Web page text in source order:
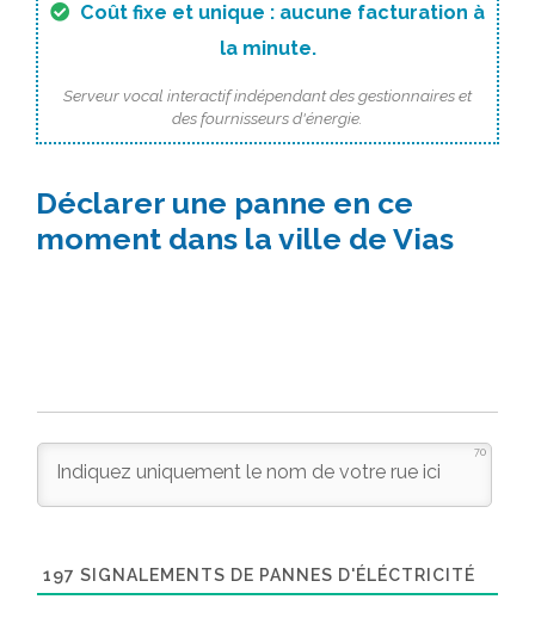
Coût fixe et unique : aucune facturation à
la minute.
Serveur vocal interactif indépendant des gestionnaires et
des fournisseurs d'énergie.
Déclarer une panne en ce
moment dans la ville de Vias
70
197 SIGNALEMENTS DE PANNES D'ÉLÉCTRICITÉ